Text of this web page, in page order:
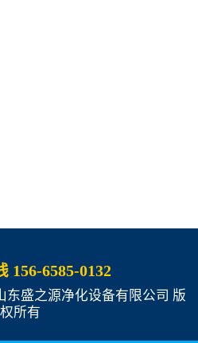
156-6585-0132
东盛之源净化设备有限公司 版
权所有